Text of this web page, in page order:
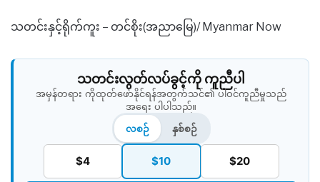
သတင်းနှင့်ရိုက်ကူး – တင်စိုး(အညာမြေ)/ Myanmar Now
သတင်းလွတ်လပ်ခွင့်ကို ကူညီပါ
အမှန်တရား ကိုထုတ်ဖော်နိုင်ရန်အတွက်သင်၏ ပါဝင်ကူညီမှုသည်
အရေး ပါပါသည်။
လစဉ်
နှစ်စဉ်
$4 $10 $20